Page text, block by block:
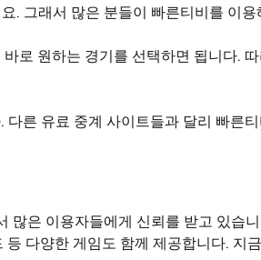
. 그래서 많은 분들이 빠른티비를 이
로 원하는 경기를 선택하면 됩니다.
른 유료 중계 사이트들과 달리 빠른
은 이용자들에게 신뢰를 받고 있습
다양한 게임도 함께 제공합니다. 지